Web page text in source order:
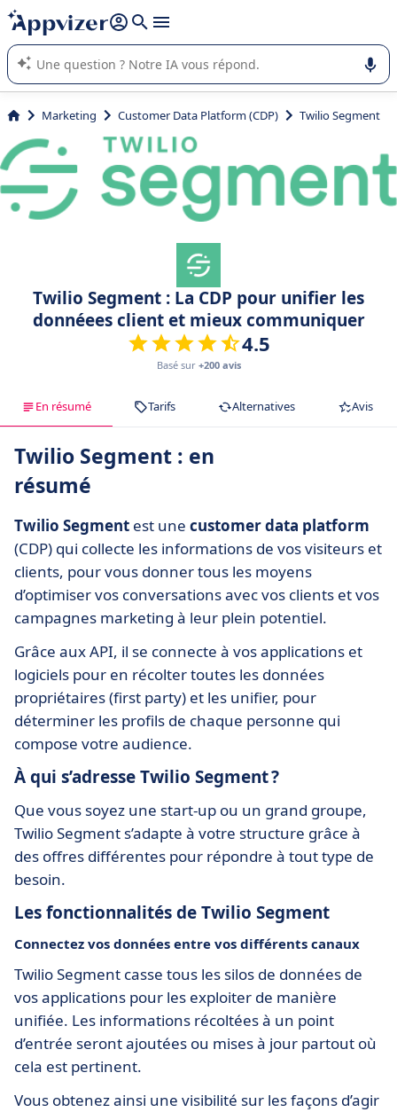
répondre (plusieurs lignes avec
L'IA de Appvizer vous guide dans l'utilisation ou la sélection de
logiciel SaaS en entreprise.
Marketing Customer Data Platform (CDP) Twilio Segment
Twilio Segment : La CDP pour unifier les
donnéees client et mieux communiquer
4.5
Basé sur +200 avis
En résumé Tarifs Alternatives Avis
Twilio Segment : en
résumé
Twilio Segment est une customer data platform
(CDP) qui collecte les informations de vos visiteurs et
clients, pour vous donner tous les moyens
d’optimiser vos conversations avec vos clients et vos
campagnes marketing à leur plein potentiel.
Grâce aux API, il se connecte à vos applications et
logiciels pour en récolter toutes les données
propriétaires (first party) et les unifier, pour
déterminer les profils de chaque personne qui
compose votre audience.
À qui s’adresse Twilio Segment ?
Que vous soyez une start-up ou un grand groupe,
Twilio Segment s’adapte à votre structure grâce à
des offres différentes pour répondre à tout type de
besoin.
Les fonctionnalités de Twilio Segment
Connectez vos données entre vos différents canaux
Twilio Segment casse tous les silos de données de
vos applications pour les exploiter de manière
unifiée. Les informations récoltées à un point
d’entrée seront ajoutées ou mises à jour partout où
cela est pertinent.
Vous obtenez ainsi une visibilité sur les façons d’agir